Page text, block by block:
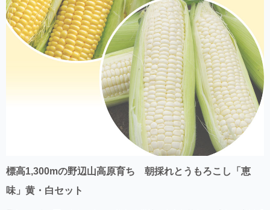
標高1,300mの野辺山高原育ち 朝採れとうもろこし「恵
味」黄・白セット